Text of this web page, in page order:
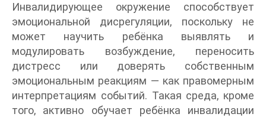
Инвалидирующее окружение способствует
эмоциональной дисрегуляции, поскольку не
может научить ребёнка выявлять и
модулировать возбуждение, переносить
дистресс или доверять собственным
эмоциональным реакциям — как правомерным
интерпретациям событий. Такая среда, кроме
того, активно обучает ребёнка инвалидации